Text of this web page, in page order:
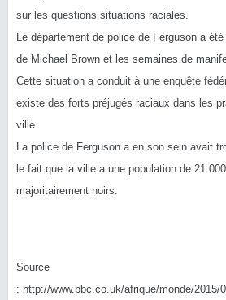
sur les questions situations raciales.
Le département de police de Ferguson a
de Michael Brown et les semaines de
Cette situation a conduit à une enquête
existe des forts préjugés raciaux dans les
ville.
La police de Ferguson a en son sein avait
le fait que la ville a une population de 21
majoritairement noirs.
Source
: http://www.bbc.co.uk/afrique/monde/2015/